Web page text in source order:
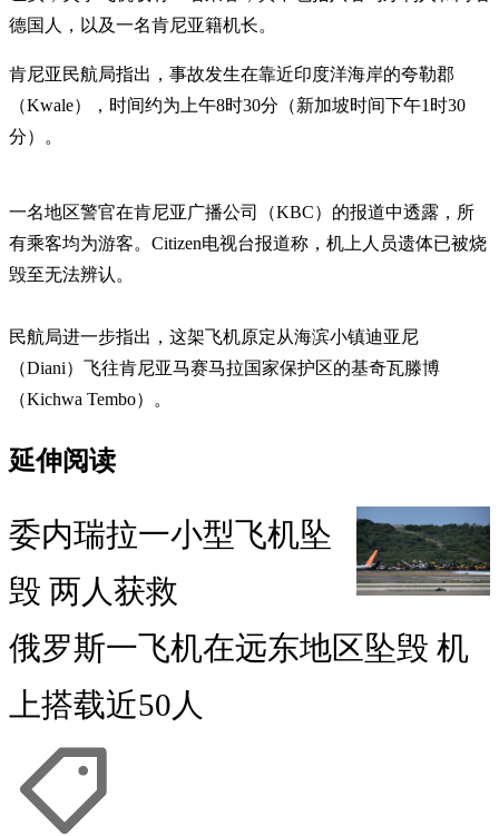
德国人，以及一名肯尼亚籍机长。
肯尼亚民航局指出，事故发生在靠近印度洋海岸的夸勒郡
（Kwale），时间约为上午8时30分（新加坡时间下午1时30
分）。
一名地区警官在肯尼亚广播公司（KBC）的报道中透露，所
有乘客均为游客。Citizen电视台报道称，机上人员遗体已被烧
毁至无法辨认。
民航局进一步指出，这架飞机原定从海滨小镇迪亚尼
（Diani）飞往肯尼亚马赛马拉国家保护区的基奇瓦滕博
（Kichwa Tembo）。
延伸阅读
委内瑞拉一小型飞机坠
毁 两人获救
俄罗斯一飞机在远东地区坠毁 机
上搭载近50人